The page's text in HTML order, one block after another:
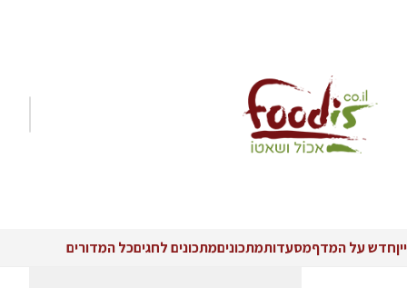
ייןחדש על המדףמסעדותמתכוניםמתכונים לחגיםכל המדורים